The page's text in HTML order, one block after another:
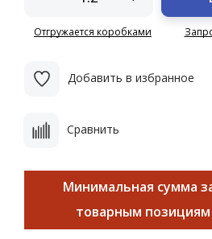
Отгружается коробками
Добавить в избранное
Сравнить
Минимальная сумма
товарным позициям